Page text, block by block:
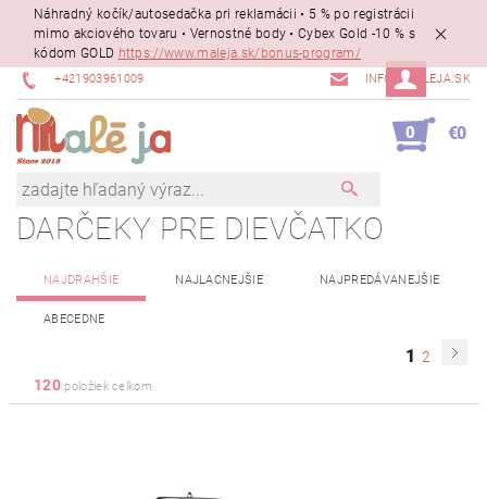
Náhradný kočík/autosedačka pri reklamácii • 5 % po registrácii
mimo akciového tovaru • Vernostné body • Cybex Gold -10 % s
kódom GOLD https://www.maleja.sk/bonus-program/
+421903961009 INFO@MALEJA.SK
0 €0
DARČEKY PRE DIEVČATKO
NAJDRAHŠIE NAJLACNEJŠIE NAJPREDÁVANEJŠIE
ABECEDNE
1 2
120položiek celkom